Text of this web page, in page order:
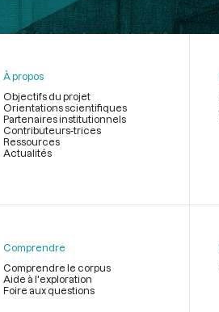
À propos
Objectifs du projet
Orientations scientifiques
Partenaires institutionnels
Contributeurs-trices
Ressources
Actualités
Comprendre
Comprendre le corpus
Aide à l'exploration
Foire aux questions